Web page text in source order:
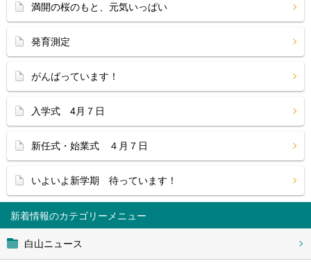
新着情報
白山ニュース
満開の桜のもと、元気いっぱい
発育測定
がんばっています！
入学式 4月７日
新任式・始業式 ４月７日
いよいよ新学期 待っています！